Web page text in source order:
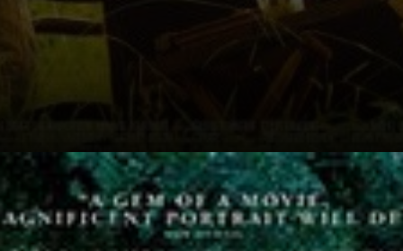
per i sogni di
gioventù di Jean.